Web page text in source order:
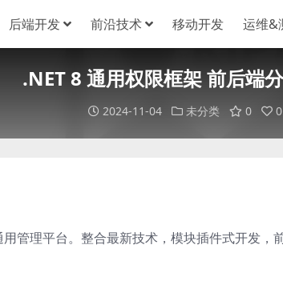
后端开发 前沿技术 移动开发 运维&
.NET 8 通用权限框架 前后端
2024-11-04 未分类 0 0
管理平台。整合最新技术，模块插件式开发，